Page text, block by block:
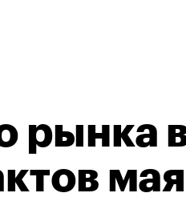
рынка
мая